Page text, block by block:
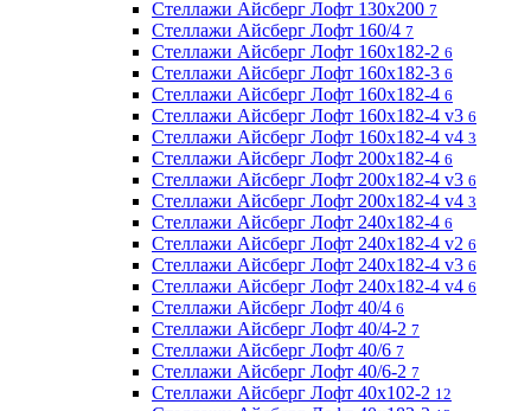
Стеллажи Айсберг Лофт 130х200 7
Стеллажи Айсберг Лофт 160/4 7
Стеллажи Айсберг Лофт 160х182-2 6
Стеллажи Айсберг Лофт 160х182-3 6
Стеллажи Айсберг Лофт 160х182-4 6
Стеллажи Айсберг Лофт 160х182-4 v3 6
Стеллажи Айсберг Лофт 160х182-4 v4 3
Стеллажи Айсберг Лофт 200х182-4 6
Стеллажи Айсберг Лофт 200х182-4 v3 6
Стеллажи Айсберг Лофт 200х182-4 v4 3
Стеллажи Айсберг Лофт 240х182-4 6
Стеллажи Айсберг Лофт 240х182-4 v2 6
Стеллажи Айсберг Лофт 240х182-4 v3 6
Стеллажи Айсберг Лофт 240х182-4 v4 6
Стеллажи Айсберг Лофт 40/4 6
Стеллажи Айсберг Лофт 40/4-2 7
Стеллажи Айсберг Лофт 40/6 7
Стеллажи Айсберг Лофт 40/6-2 7
Стеллажи Айсберг Лофт 40х102-2 12